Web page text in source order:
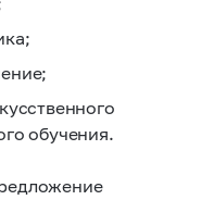
обучения.